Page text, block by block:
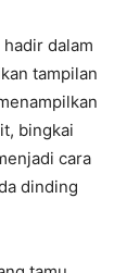
hadir dalam
tampilan
bingkai
cara
dinding